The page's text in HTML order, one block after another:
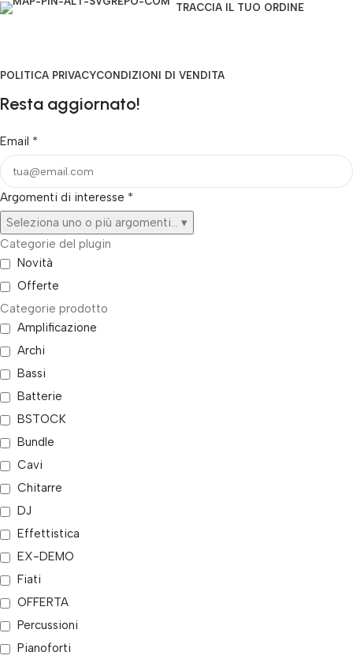
TRACCIA IL TUO ORDINE
POLITICA PRIVACYCONDIZIONI DI VENDITA
Resta aggiornato!
Email *
Argomenti di interesse *
Seleziona uno o più argomenti... ▾
Categorie del plugin
Novità
Offerte
Categorie prodotto
Amplificazione
Archi
Bassi
Batterie
BSTOCK
Bundle
Cavi
Chitarre
DJ
Effettistica
EX-DEMO
Fiati
OFFERTA
Percussioni
Pianoforti